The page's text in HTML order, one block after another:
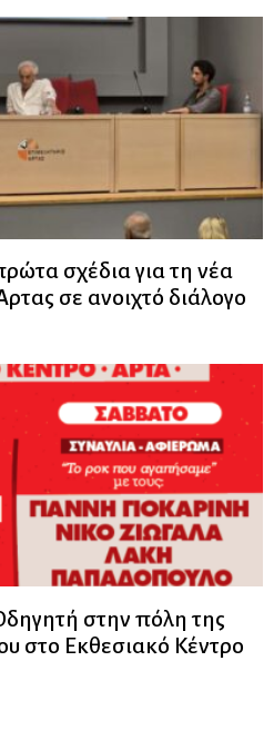
σχέδια για τη νέα
σε ανοιχτό διάλογο
στην πόλη της
στο Εκθεσιακό Κέντρο